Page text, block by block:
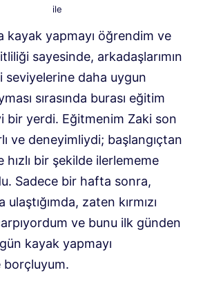
ile
kayak yapmayı öğrendim ve
sayesinde, arkadaşlarımın
seviyelerine daha uygun
sırasında burası eğitim
bir yerdi. Eğitmenim Zaki son
ve deneyimliydi; başlangıçtan
hızlı bir şekilde ilerlememe
Sadece bir hafta sonra,
ulaştığımda, zaten kırmızı
ve bunu ilk günden
kayak yapmayı
borçluyum.